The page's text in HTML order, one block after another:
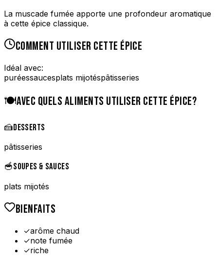
La muscade fumée apporte une profondeur aromatique
à cette épice classique.
COMMENT UTILISER CETTE ÉPICE
Idéal avec:
puréessaucesplats mijotéspâtisseries
🍽️AVEC QUELS ALIMENTS UTILISER CETTE ÉPICE?
🍰DESSERTS
pâtisseries
🥣SOUPES & SAUCES
plats mijotés
BIENFAITS
✓arôme chaud
✓note fumée
✓riche